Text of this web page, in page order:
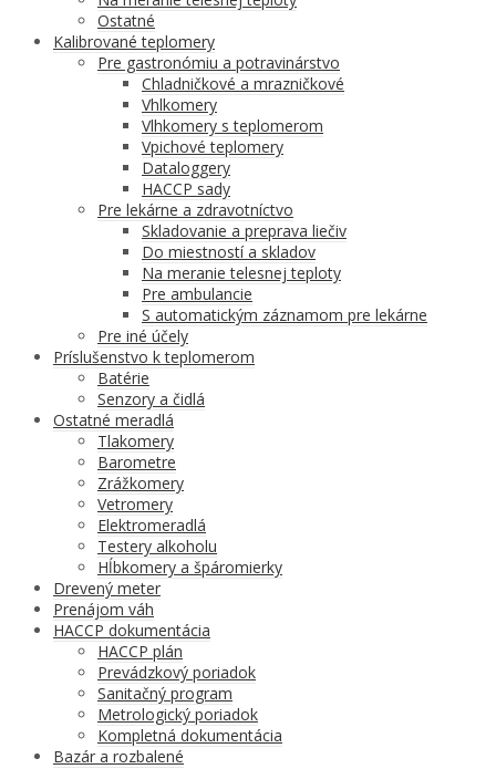
Ostatné
Kalibrované teplomery
Pre gastronómiu a potravinárstvo
Chladničkové a mrazničkové
Vhlkomery
Vlhkomery s teplomerom
Vpichové teplomery
Dataloggery
HACCP sady
Pre lekárne a zdravotníctvo
Skladovanie a preprava liečiv
Do miestností a skladov
Na meranie telesnej teploty
Pre ambulancie
S automatickým záznamom pre lekárne
Pre iné účely
Príslušenstvo k teplomerom
Batérie
Senzory a čidlá
Ostatné meradlá
Tlakomery
Barometre
Zrážkomery
Vetromery
Elektromeradlá
Testery alkoholu
Hĺbkomery a špáromierky
Drevený meter
Prenájom váh
HACCP dokumentácia
HACCP plán
Prevádzkový poriadok
Sanitačný program
Metrologický poriadok
Kompletná dokumentácia
Bazár a rozbalené